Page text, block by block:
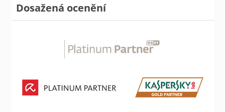
Dosažená ocenění